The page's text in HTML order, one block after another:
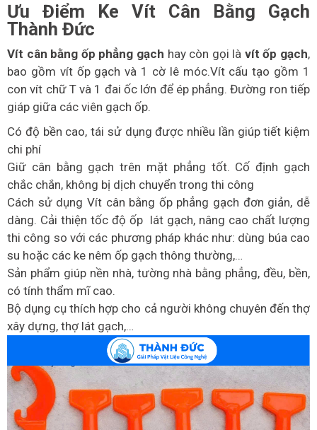
Ưu Điểm Ke Vít Cân Bằng Gạch
Thành Đức
Vít cân bằng ốp phẳng gạch hay còn gọi là vít ốp gạch,
bao gồm vít ốp gạch và 1 cờ lê móc.Vít cấu tạo gồm 1
con vít chữ T và 1 đai ốc lớn để ép phẳng. Đường ron tiếp
giáp giữa các viên gạch ốp.
Có độ bền cao, tái sử dụng được nhiều lần giúp tiết kiệm
chi phí
Giữ cân bằng gạch trên mặt phẳng tốt. Cố định gạch
chắc chắn, không bị dịch chuyển trong thi công
Cách sử dụng Vít cân bằng ốp phẳng gạch đơn giản, dễ
dàng. Cải thiện tốc độ ốp lát gạch, nâng cao chất lượng
thi công so với các phương pháp khác như: dùng búa cao
su hoặc các ke nêm ốp gạch thông thường,…
Sản phẩm giúp nền nhà, tường nhà bằng phẳng, đều, bền,
có tính thẩm mĩ cao.
Bộ dụng cụ thích hợp cho cả người không chuyên đến thợ
xây dựng, thợ lát gạch,…